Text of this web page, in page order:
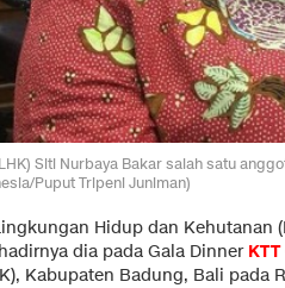
Siti Nurbaya Bakar salah satu
Puput Tripeni Juniman)
Hidup dan Kehutanan
dia pada Gala Dinner
Kabupaten Badung, Bali pada